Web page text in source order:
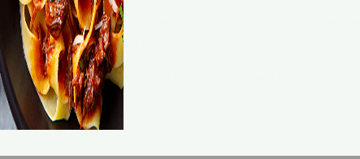
à manger sainement, en étant à l’écoute des
la perte de poids
pas besoin de tenir un journal alimentaire
de vos menus de la semaine, car tout est clé en main
menu ne vous plaît pas ? Il suffit d’un clic pour que